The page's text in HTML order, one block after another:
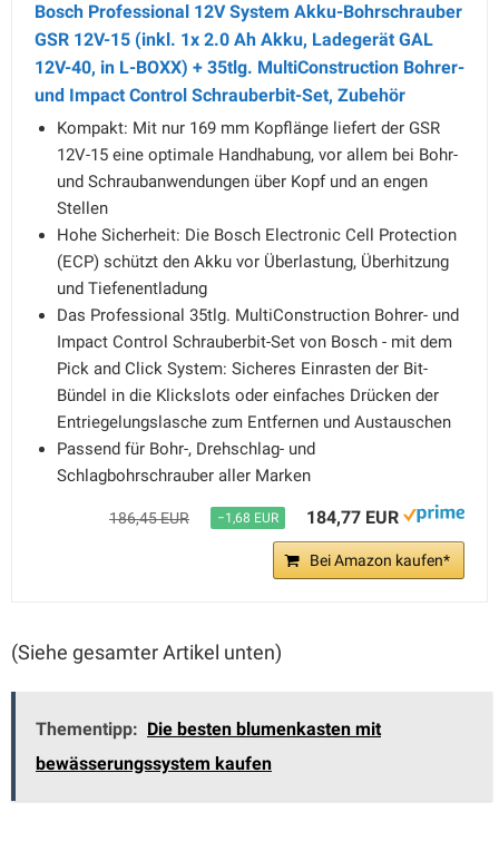
Bosch Professional 12V System Akku-Bohrschrauber
GSR 12V-15 (inkl. 1x 2.0 Ah Akku, Ladegerät GAL
12V-40, in L-BOXX) + 35tlg. MultiConstruction Bohrer-
und Impact Control Schrauberbit-Set, Zubehör
Kompakt: Mit nur 169 mm Kopflänge liefert der GSR
12V-15 eine optimale Handhabung, vor allem bei Bohr-
und Schraubanwendungen über Kopf und an engen
Stellen
Hohe Sicherheit: Die Bosch Electronic Cell Protection
(ECP) schützt den Akku vor Überlastung, Überhitzung
und Tiefenentladung
Das Professional 35tlg. MultiConstruction Bohrer- und
Impact Control Schrauberbit-Set von Bosch - mit dem
Pick and Click System: Sicheres Einrasten der Bit-
Bündel in die Klickslots oder einfaches Drücken der
Entriegelungslasche zum Entfernen und Austauschen
Passend für Bohr-, Drehschlag- und
Schlagbohrschrauber aller Marken
186,45 EUR −1,68 EUR 184,77 EUR
Bei Amazon kaufen*
(Siehe gesamter Artikel unten)
Thementipp: Die besten blumenkasten mit
bewässerungssystem kaufen